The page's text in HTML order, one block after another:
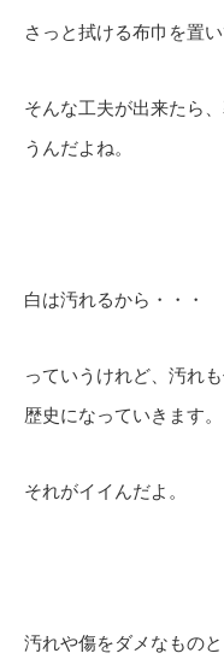
さっと拭ける布巾を置
そんな工夫が出来たら
うんだよね。
白は汚れるから・・・
っていうけれど、汚れ
歴史になっていきます。
それがイイんだよ。
汚れや傷をダメなもの